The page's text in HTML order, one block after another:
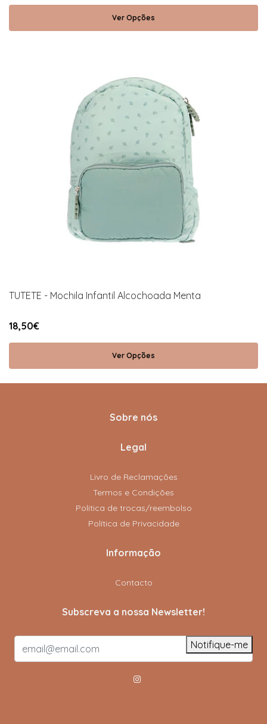
Ver Opções
TUTETE - Mochila Infantil Alcochoada Menta
18,50€
Ver Opções
Sobre nós
Legal
Livro de Reclamações
Termos e Condições
Politica de trocas/reembolso
Política de Privacidade
Informação
Contacto
Subscreva a nossa Newsletter!
Notifique-me